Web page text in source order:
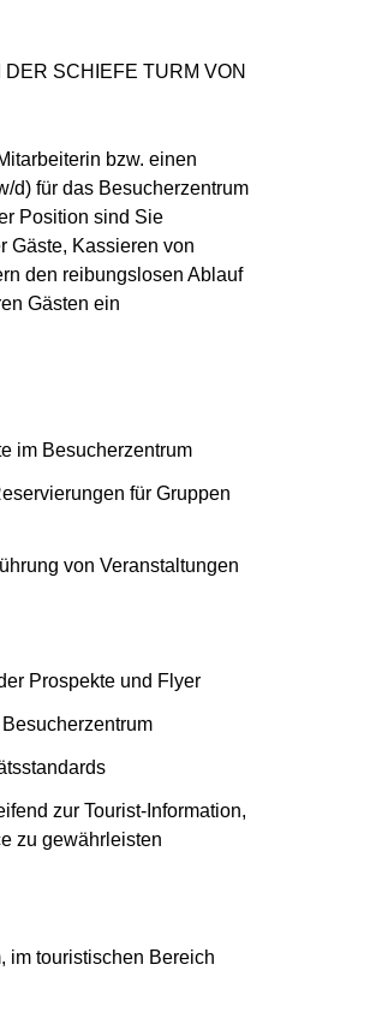
SCHIEFE TURM VON
bzw. einen
d) für das Besucherzentrum
Position sind Sie
Gäste, Kassieren von
den reibungslosen Ablauf
Gästen ein
im Besucherzentrum
für Gruppen
von Veranstaltungen
Prospekte und Flyer
zur Tourist-Information,
zu gewährleisten
im touristischen Bereich